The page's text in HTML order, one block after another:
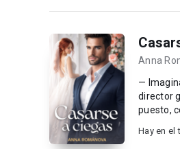
Anna
—
director
Hay en el